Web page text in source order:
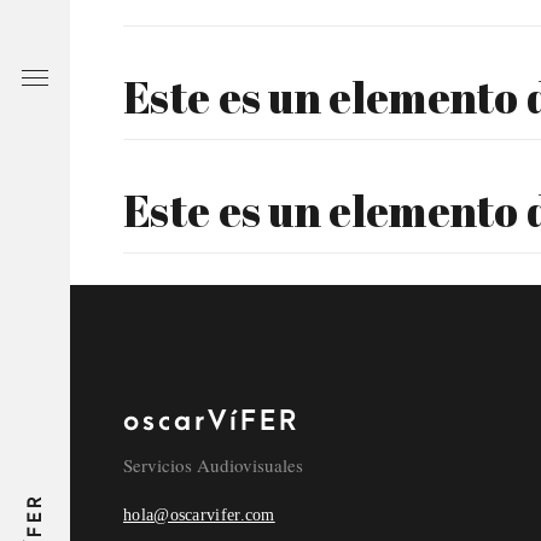
Este es un
Este es un
Este es un elemento
oscarVíFER
Servicios Audiovisuales
hola@oscarvifer.com